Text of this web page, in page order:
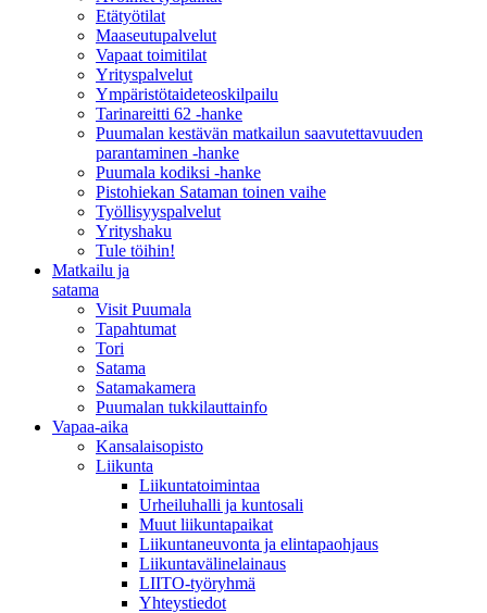
Etätyötilat
Maaseutupalvelut
Vapaat toimitilat
Yrityspalvelut
Ympäristötaideteoskilpailu
Tarinareitti 62 -hanke
Puumalan kestävän matkailun saavutettavuuden
parantaminen -hanke
Puumala kodiksi -hanke
Pistohiekan Sataman toinen vaihe
Työllisyyspalvelut
Yrityshaku
Tule töihin!
Matkailu ja
satama
Visit Puumala
Tapahtumat
Tori
Satama
Satamakamera
Puumalan tukkilauttainfo
Vapaa-aika
Kansalaisopisto
Liikunta
Liikuntatoimintaa
Urheiluhalli ja kuntosali
Muut liikuntapaikat
Liikuntaneuvonta ja elintapaohjaus
Liikuntavälinelainaus
LIITO-työryhmä
Yhteystiedot